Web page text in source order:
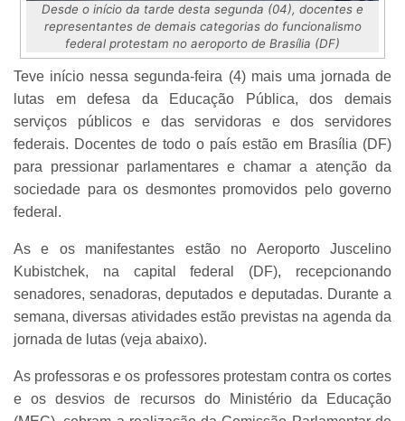
Desde o início da tarde desta segunda (04), docentes e
representantes de demais categorias do funcionalismo
federal protestam no aeroporto de Brasília (DF)
Teve início nessa segunda-feira (4) mais uma jornada de
lutas em defesa da Educação Pública, dos demais
serviços públicos e das servidoras e dos servidores
federais. Docentes de todo o país estão em Brasília (DF)
para pressionar parlamentares e chamar a atenção da
sociedade para os desmontes promovidos pelo governo
federal.
As e os manifestantes estão no Aeroporto Juscelino
Kubistchek, na capital federal (DF), recepcionando
senadores, senadoras, deputados e deputadas. Durante a
semana, diversas atividades estão previstas na agenda da
jornada de lutas (veja abaixo).
As professoras e os professores protestam contra os cortes
e os desvios de recursos do Ministério da Educação